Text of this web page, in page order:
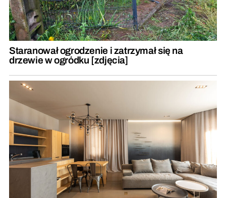
Staranował ogrodzenie i zatrzymał się na
drzewie w ogródku [zdjęcia]